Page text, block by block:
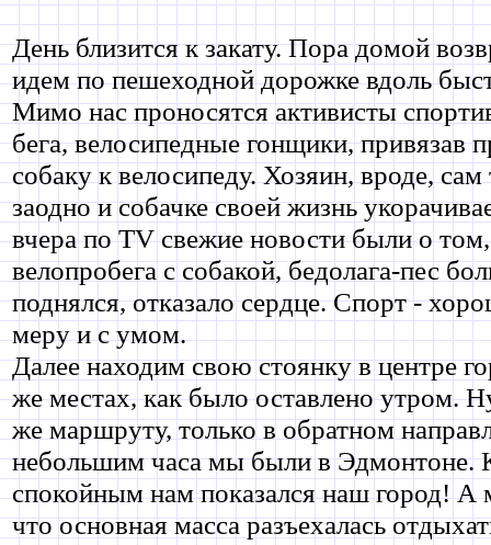
День близится к закату. Пора домой
идем по пешеходной дорожке вдоль
Мимо нас проносятся активисты
бега, велосипедные гонщики, привязав
собаку к велосипеду. Хозяин, вроде, сам
заодно и собачке своей жизнь
вчера по TV свежие новости были о
велопробега с собакой, бедолага-пес
поднялся, отказало сердце. Спорт -
меру и с умом.
Далее находим свою стоянку в центре
же местах, как было оставлено утром.
же маршруту, только в обратном
небольшим часа мы были в Эдмонтоне.
спокойным нам показался наш город! А
что основная масса разъехалась